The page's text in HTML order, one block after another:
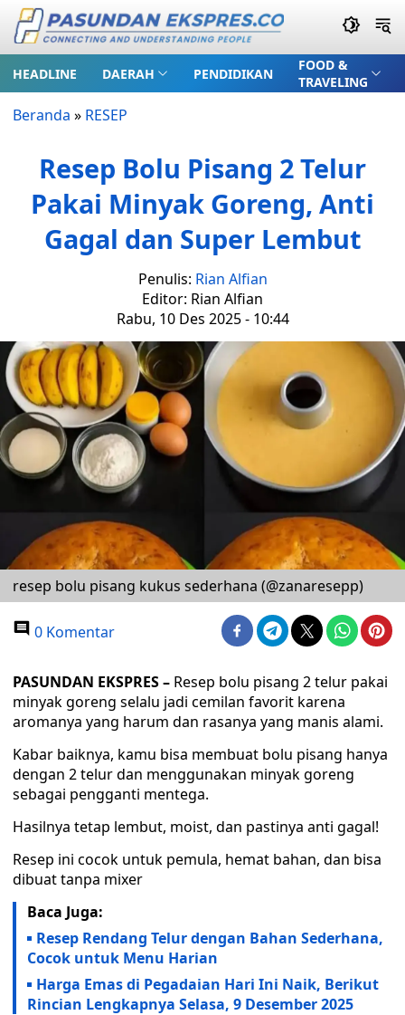
HEADLINE DAERAH PENDIDIKAN
FOOD &
TRAVELING
Beranda » RESEP
Resep Bolu Pisang 2 Telur
Pakai Minyak Goreng, Anti
Gagal dan Super Lembut
Penulis: Rian Alfian
Editor: Rian Alfian
Rabu, 10 Des 2025 - 10:44
resep bolu pisang kukus sederhana (@zanaresepp)
0 Komentar
PASUNDAN EKSPRES – Resep bolu pisang 2 telur pakai
minyak goreng selalu jadi cemilan favorit karena
aromanya yang harum dan rasanya yang manis alami.
Kabar baiknya, kamu bisa membuat bolu pisang hanya
dengan 2 telur dan menggunakan minyak goreng
sebagai pengganti mentega.
Hasilnya tetap lembut, moist, dan pastinya anti gagal!
Resep ini cocok untuk pemula, hemat bahan, dan bisa
dibuat tanpa mixer
Baca Juga:
Resep Rendang Telur dengan Bahan Sederhana,
Cocok untuk Menu Harian
Harga Emas di Pegadaian Hari Ini Naik, Berikut
Rincian Lengkapnya Selasa, 9 Desember 2025